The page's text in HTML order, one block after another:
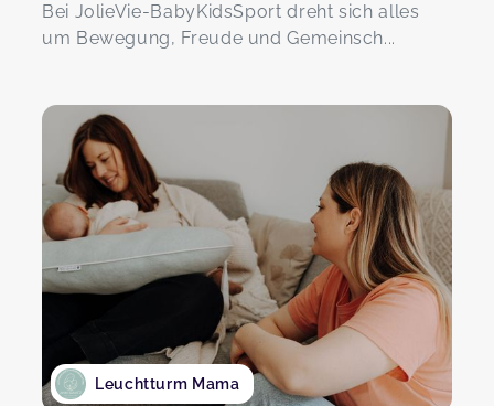
Bei JolieVie-BabyKidsSport dreht sich alles
um Bewegung, Freude und Gemeinsch...
Leuchtturm Mama